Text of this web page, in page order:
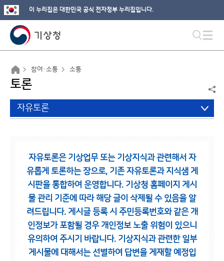
이 누리집은 대한민국 공식 전자정부 누리집입니다.
참여·소통 소통
토론
자유토론
자유토론은 기상업무 또는 기상지식과 관련해서 자
유롭게 토론하는 장으로, 기존 자유토론과 지식샘 게
시판을 통합하여 운영합니다. 기상청 홈페이지 게시
물 관리 기준에 따라 해당 글이 삭제될 수 있음을 알
려드립니다. 게시글 등록 시 주민등록번호와 같은 개
인정보가 포함될 경우 개인정보 노출 위험이 있으니
유의하여 주시기 바랍니다. 기상지식과 관련한 일부
게시물에 대해서는 선별하여 답변을 게재할 예정입